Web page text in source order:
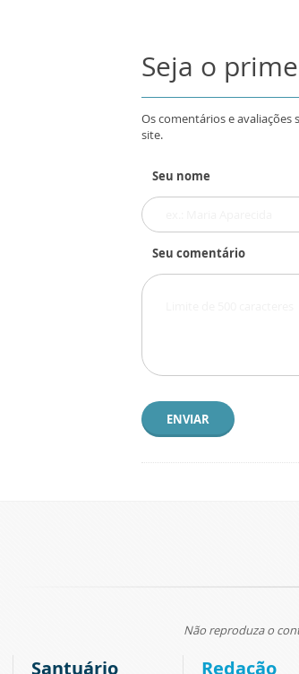
Seja o
Os comentários e
site.
Seu nome
Seu comentário
ENVIAR
Não reproduza o
Santuário Redação